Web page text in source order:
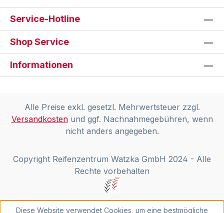
Service-Hotline
Shop Service
Informationen
Alle Preise exkl. gesetzl. Mehrwertsteuer zzgl.
Versandkostenund ggf. Nachnahmegebühren, wenn
nicht anders angegeben.
Copyright Reifenzentrum Watzka GmbH 2024 - Alle
Rechte vorbehalten
Diese Website verwendet Cookies, um eine bestmögliche